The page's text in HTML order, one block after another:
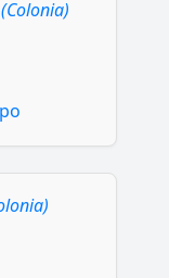
(Colonia)